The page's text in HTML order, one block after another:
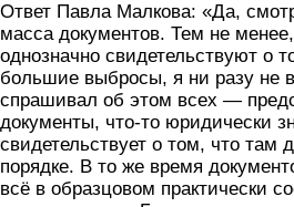
Ответ Павла Малкова: «Да,
масса документов. Тем не
однозначно свидетельствуют о
большие выбросы, я ни разу не
спрашивал об этом всех —
документы, что-то юридически
свидетельствует о том, что там
порядке. В то же время
всё в образцовом практически